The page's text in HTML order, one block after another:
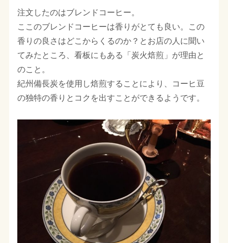
注文したのはブレンドコーヒー。
ここのブレンドコーヒーは香りがとても良い。この
香りの良さはどこからくるのか？とお店の人に聞い
てみたところ、看板にもある「炭火焙煎」が理由と
のこと。
紀州備長炭を使用し焙煎することにより、コーヒ豆
の独特の香りとコクを出すことができるようです。